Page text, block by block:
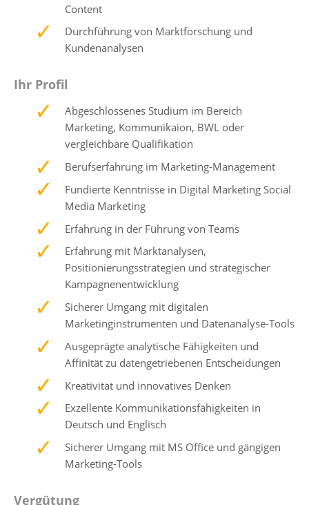
Content
Durchführung von Marktforschung und
Kundenanalysen
Ihr Profil
Abgeschlossenes Studium im Bereich
Marketing, Kommunikaion, BWL oder
vergleichbare Qualifikation
Berufserfahrung im Marketing-Management
Fundierte Kenntnisse in Digital Marketing Social
Media Marketing
Erfahrung in der Führung von Teams
Erfahrung mit Marktanalysen,
Positionierungsstrategien und strategischer
Kampagnenentwicklung
Sicherer Umgang mit digitalen
Marketinginstrumenten und Datenanalyse-Tools
Ausgeprägte analytische Fähigkeiten und
Affinität zu datengetriebenen Entscheidungen
Kreativität und innovatives Denken
Exzellente Kommunikationsfähigkeiten in
Deutsch und Englisch
Sicherer Umgang mit MS Office und gängigen
Marketing-Tools
Vergütung